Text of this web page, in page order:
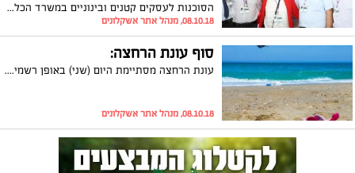
הסוכנות לעסקים קטנים ובינוניים במשרד הכלכלה באמצעות מערך מעוף מרחב דרום, קיימה היום (08/10), כנס רכש גדול בשיתוף עיריית אשקלון, חברת גליל ינושבסקי וחברת סימנס, במטרה לקדם ולחבר את העסקים הקטנים והבינוניים באשקלון למרכז אחזקה הרכבתי שיוקם באשקלון
08.10.18, מנהל אתר אשקלונים
סוף עונת הרחצה:
עונת הרחצה מסתיימת היום (שני) באופן רשמי. באשקלון, ימשיכו לפעול שתי תחנות הצלה לחודש נוסף
08.10.18, מנהל אתר אשקלונים